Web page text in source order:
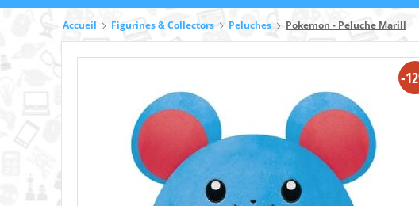
Accueil Figurines & Collectors Peluches Pokemon - Peluche Marill
-